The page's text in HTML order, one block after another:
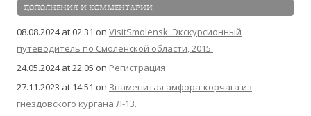
ДОПОЛНЕНИЯ И КОММЕНТАРИИ
08.08.2024 at 02:31 on VisitSmolensk: Экскурсионный
путеводитель по Смоленской области, 2015.
24.05.2024 at 22:05 on Регистрация
27.11.2023 at 14:51 on Знаменитая амфора-корчага из
гнездовского кургана Л-13.